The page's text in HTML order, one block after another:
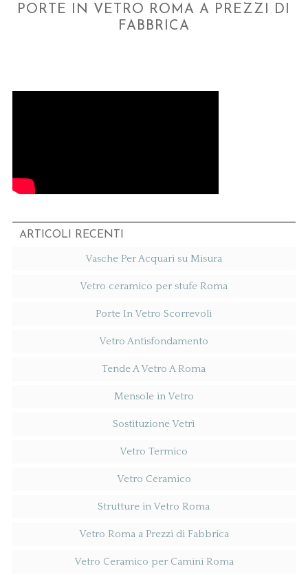
PORTE IN VETRO ROMA A PREZZI DI
FABBRICA
ARTICOLI RECENTI
Vasche Per Acquari su Misura
Vetro ceramico per stufe Roma
Porte In Vetro Scorrevoli
Vetro Antisfondamento
Tende A Vetro A Roma
Mensole in Vetro
Sostituzione Vetri
Vetro Termico
Vetro Ceramico
Strutture in Vetro Roma
Vetro Roma a Prezzi di Fabbrica
Vetro Ceramico per Camini Roma